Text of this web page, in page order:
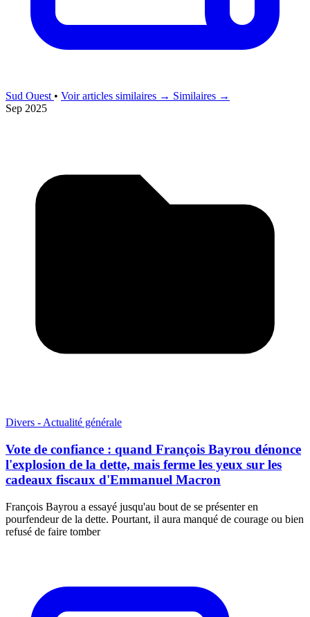
Sud Ouest • Voir articles similaires → Similaires →
Sep 2025
Divers - Actualité générale
Vote de confiance : quand François Bayrou dénonce
l'explosion de la dette, mais ferme les yeux sur les
cadeaux fiscaux d'Emmanuel Macron
François Bayrou a essayé jusqu'au bout de se présenter en
pourfendeur de la dette. Pourtant, il aura manqué de courage ou bien
refusé de faire tomber